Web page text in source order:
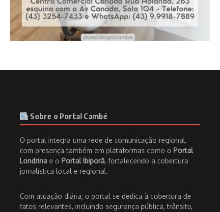
Sobre o Portal Cambé
O portal integra uma rede de comunicação regional,
com presença também em plataformas como o Portal
Londrina e o Portal Ibiporã, fortalecendo a cobertura
jornalística local e regional.
Com atuação diária, o portal se dedica à cobertura de
fatos relevantes, incluindo segurança pública, trânsito,